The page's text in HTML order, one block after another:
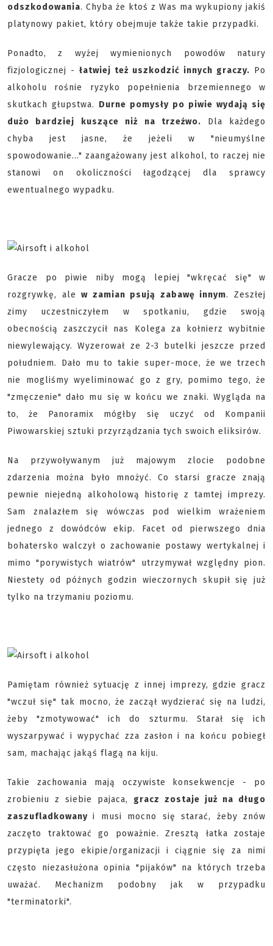
odszkodowania. Chyba że ktoś z Was ma wykupiony jakiś
platynowy pakiet, który obejmuje także takie przypadki.
Ponadto, z wyżej wymienionych powodów natury
fizjologicznej - łatwiej też uszkodzić innych graczy. Po
alkoholu rośnie ryzyko popełnienia brzemiennego w
skutkach głupstwa. Durne pomysły po piwie wydają się
dużo bardziej kuszące niż na trzeźwo. Dla każdego
chyba jest jasne, że jeżeli w "nieumyślne
spowodowanie..." zaangażowany jest alkohol, to raczej nie
stanowi on okoliczności łagodzącej dla sprawcy
ewentualnego wypadku.
Gracze po piwie niby mogą lepiej "wkręcać się" w
rozgrywkę, alew zamian psują zabawę innym. Zeszłej
zimy uczestniczyłem w spotkaniu, gdzie swoją
obecnością zaszczycił nas Kolega za kołnierz wybitnie
niewylewający. Wyzerował ze 2-3 butelki jeszcze przed
południem. Dało mu to takie super-moce, że we trzech
nie mogliśmy wyeliminować go z gry, pomimo tego, że
"zmęczenie" dało mu się w końcu we znaki. Wygląda na
to, że Panoramix mógłby się uczyć od Kompanii
Piwowarskiej sztuki przyrządzania tych swoich eliksirów.
Na przywoływanym już majowym zlocie podobne
zdarzenia można było mnożyć. Co starsi gracze znają
pewnie niejedną alkoholową historię z tamtej imprezy.
Sam znalazłem się wówczas pod wielkim wrażeniem
jednego z dowódców ekip. Facet od pierwszego dnia
bohatersko walczył o zachowanie postawy wertykalnej i
mimo "porywistych wiatrów" utrzymywał względny pion.
Niestety od późnych godzin wieczornych skupił się już
tylko na trzymaniu poziomu.
Pamiętam również sytuację z innej imprezy, gdzie gracz
"wczuł się" tak mocno, że zaczął wydzierać się na ludzi,
żeby "zmotywować" ich do szturmu. Starał się ich
wyszarpywać i wypychać zza zasłon i na końcu pobiegł
sam, machając jakąś flagą na kiju.
Takie zachowania mają oczywiste konsekwencje - po
zrobieniu z siebie pajaca, gracz zostaje już na długo
zaszufladkowanyi musi mocno się starać, żeby znów
zaczęto traktować go poważnie. Zresztą łatka zostaje
przypięta jego ekipie/organizacji i ciągnie się za nimi
często niezasłużona opinia "pijaków" na których trzeba
uważać. Mechanizm podobny jak w przypadku
"terminatorki".